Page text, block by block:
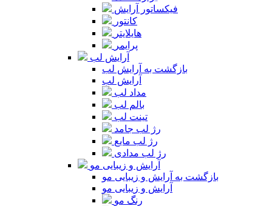
فیکساتور آرایش
کانتور
هایلایتر
پرایمر
آرایش لب
بازگشت به آرایش لب
آرایش لب
مداد لب
بالم لب
تینت لب
رژ لب جامد
رژ لب مایع
رژ لب مدادی
آرایش و زیبایی مو
بازگشت به آرایش و زیبایی مو
آرایش و زیبایی مو
رنگ مو